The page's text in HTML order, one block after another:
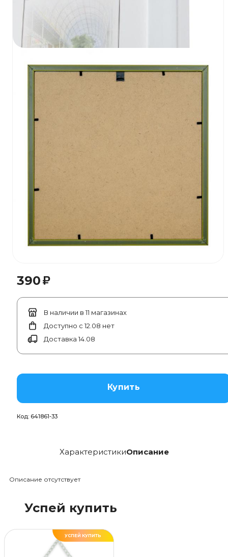
390₽
В наличии в 11 магазинах
Доступно с 12.08 нет
Доставка 14.08
Купить
Код: 641861-33
ХарактеристикиОписание
Описание отсутствует
Успей купить
ХИТ
УСПЕЙ КУПИТЬ